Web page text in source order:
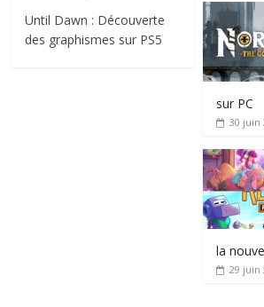
Until Dawn : Découverte
des graphismes sur PS5
sur PC
30 juin
la
29 juin